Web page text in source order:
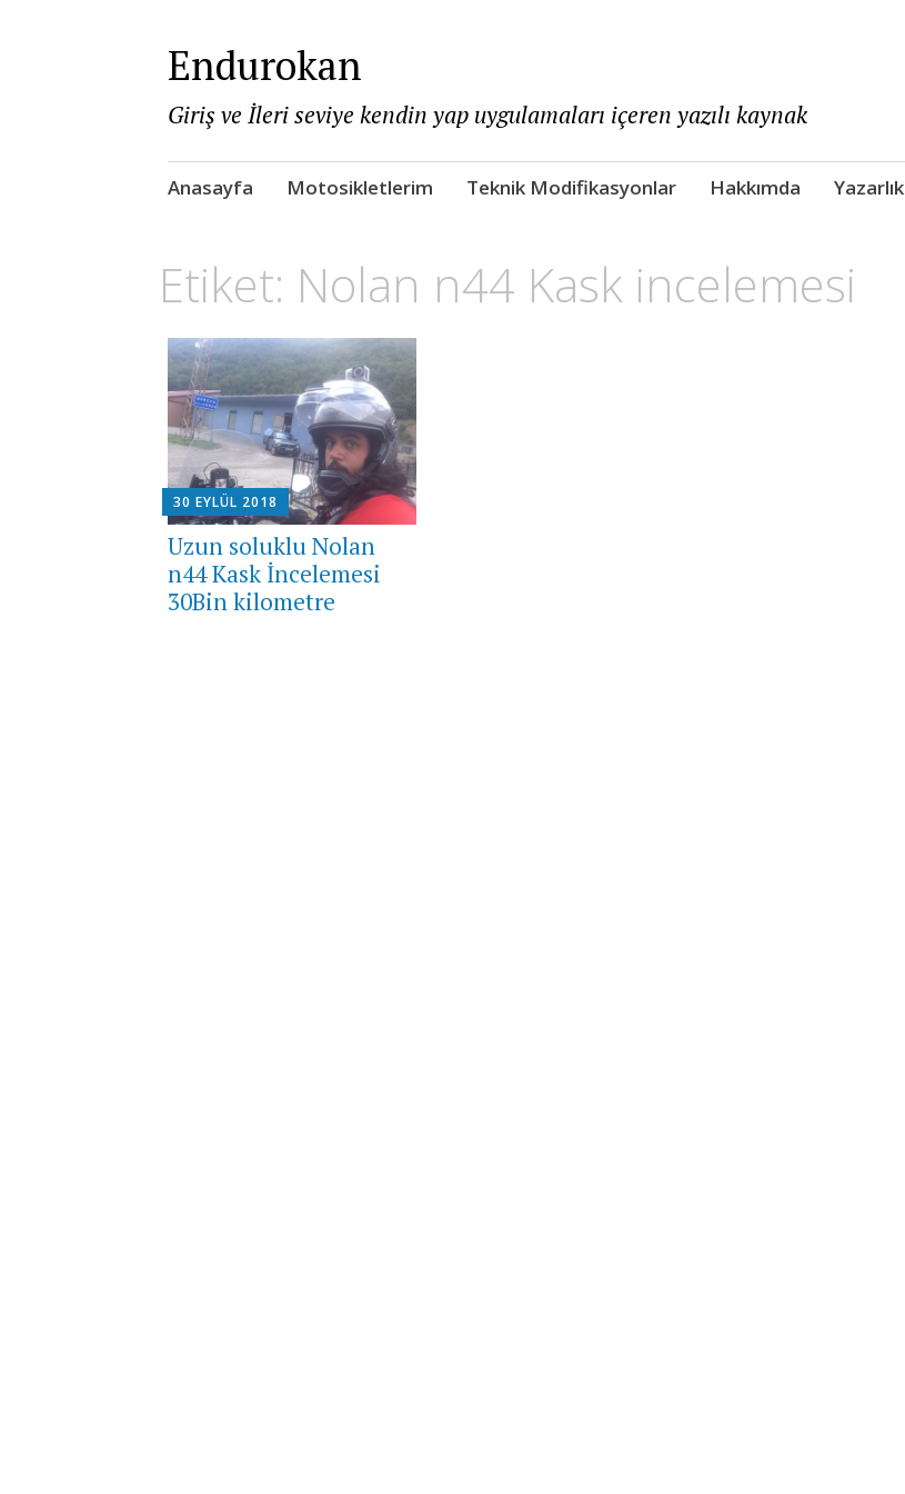
Endurokan
Giriş ve İleri seviye kendin yap uygulamaları içeren yazılı kaynak
Skip
Anasayfa Motosikletlerim Teknik Modifikasyonlar Hakkımda Yazarlık
Etiket: Nolan n44 Kask incelemesi
30 EYLÜL 2018
Uzun soluklu Nolan
n44 Kask İncelemesi
30Bin kilometre